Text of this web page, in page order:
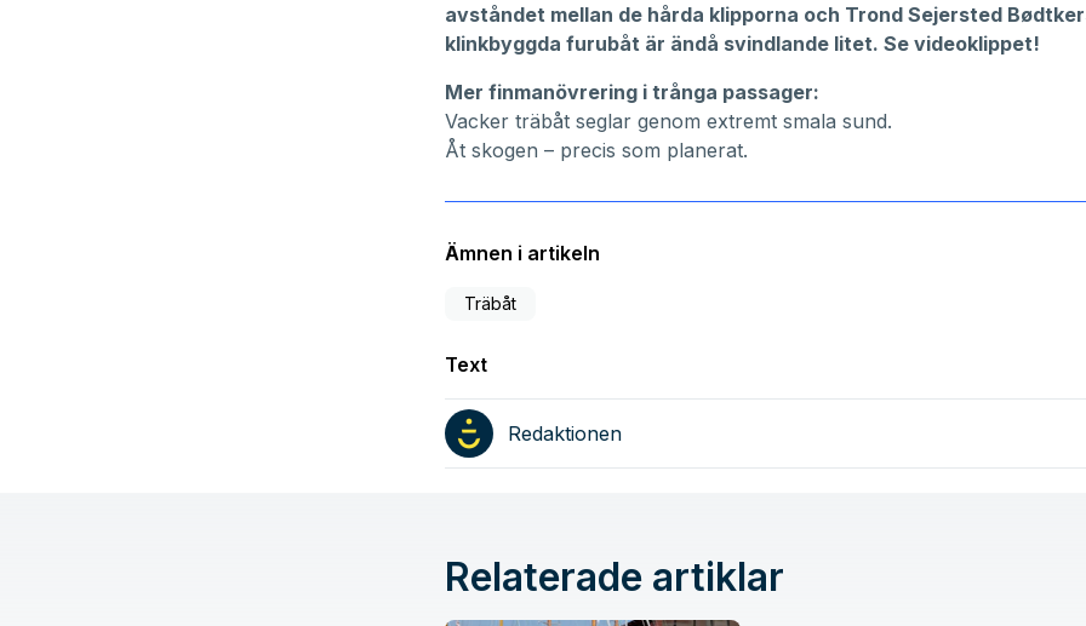
avståndet mellan de hårda klipporna och Trond Sejersted
klinkbyggda furubåt är ändå svindlande litet. Se videoklippet!
Mer finmanövrering i trånga passager:
Vacker träbåt seglar genom extremt smala sund.
Åt skogen – precis som planerat.
Ämnen i artikeln
Träbåt
Text
Redaktionen
Relaterade artiklar